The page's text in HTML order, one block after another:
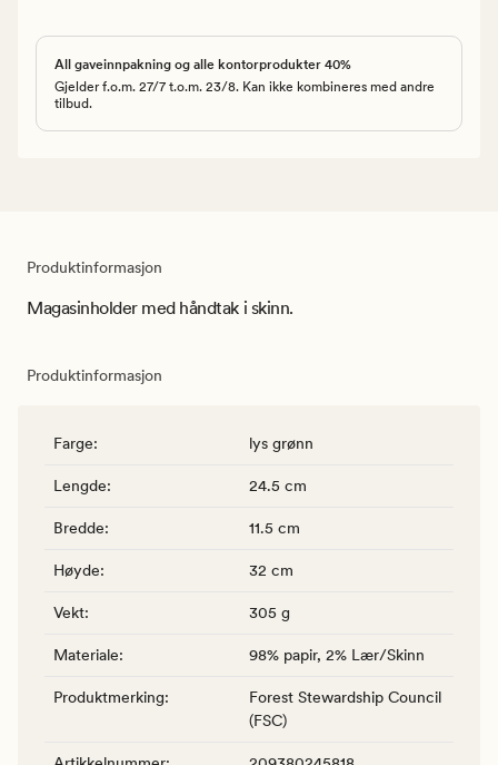
All gaveinnpakning og alle kontorprodukter 40%
Gjelder f.o.m. 27/7 t.o.m. 23/8. Kan ikke kombineres med andre
tilbud.
Produktinformasjon
Magasinholder med håndtak i skinn.
Produktinformasjon
Farge: lys grønn
Lengde: 24.5 cm
Bredde: 11.5 cm
Høyde: 32 cm
Vekt: 305 g
Materiale: 98% papir, 2% Lær/Skinn
Produktmerking:
Forest Stewardship Council
(FSC)